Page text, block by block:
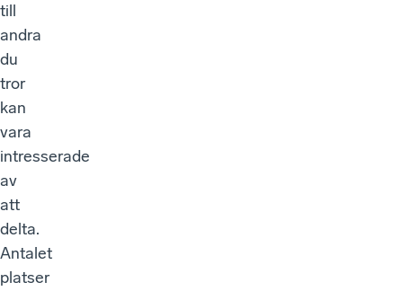
till
andra
du
tror
kan
vara
intresserade
av
att
delta.
Antalet
platser